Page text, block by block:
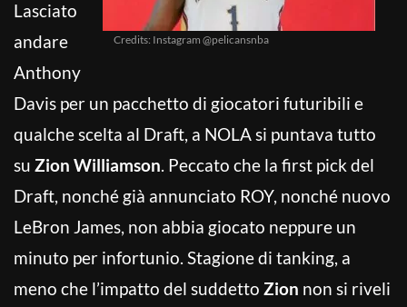
Credits: Instagram @pelicansnba
Lasciato
andare
Anthony
Davis per un pacchetto di giocatori futuribili e
qualche scelta al Draft, a NOLA si puntava tutto
su Zion Williamson. Peccato che la first pick del
Draft, nonché già annunciato ROY, nonché nuovo
LeBron James, non abbia giocato neppure un
minuto per infortunio. Stagione di tanking, a
meno che l’impatto del suddetto Zion non si riveli